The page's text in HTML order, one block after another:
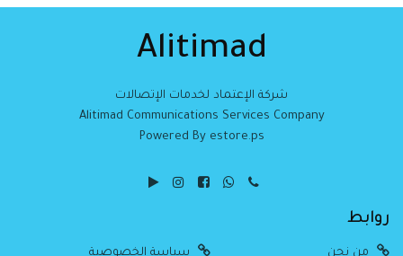
Alitimad
شركة الإعتماد لخدمات الإتصالات
Alitimad Communications Services Company
Powered By estore.ps
روابط
من نحن سياسة الخصوصية